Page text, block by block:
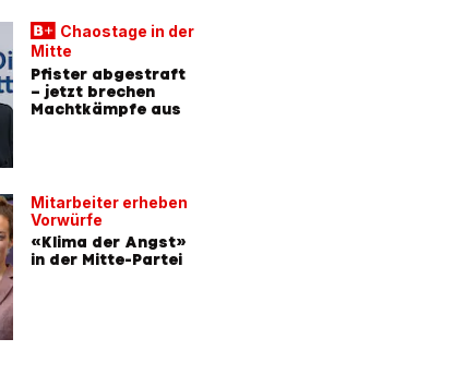
Chaostage in der
Mitte
Pfister abgestraft
– jetzt brechen
Machtkämpfe aus
Mitarbeiter erheben
Vorwürfe
«Klima der Angst»
in der Mitte-Partei